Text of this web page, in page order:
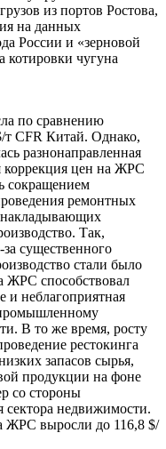
из портов Ростова,
на данных
России и «зерновой
котировки чугуна
по сравнению
т CFR Китай. Однако,
разнонаправленная
коррекция цен на ЖРС
сокращением
ремонтных
накладывающих
Так,
существенного
стали было
ЖРС способствовал
и неблагоприятная
В то же время, росту
рестокинга
запасов сырья,
продукции на фоне
со стороны
сектора недвижимости.
ЖРС выросли до 116,8 $/